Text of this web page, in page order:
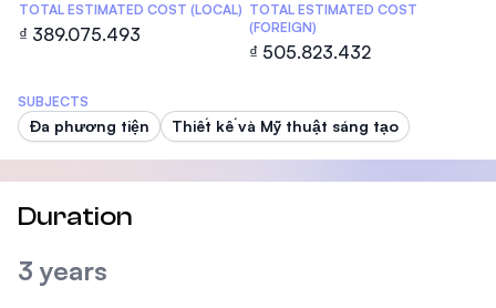
TOTAL ESTIMATED COST (LOCAL)
₫ 389.075.493
TOTAL ESTIMATED COST
(FOREIGN)
₫ 505.823.432
SUBJECTS
Đa phương tiện Thiết kế và Mỹ thuật sáng tạo
Duration
3 years